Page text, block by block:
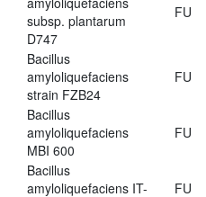
subsp. plantarum
D747
FU
Bacillus
amyloliquefaciens
strain FZB24
FU
Bacillus
amyloliquefaciens
MBI 600
FU
Bacillus
amyloliquefaciens IT-
FU